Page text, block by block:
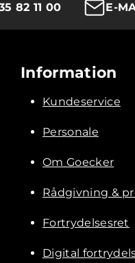
82 11 00 E-
Information
Kundeservice
Personale
Om Goecker
Rådgivning &
Fortrydelsesret
Digital